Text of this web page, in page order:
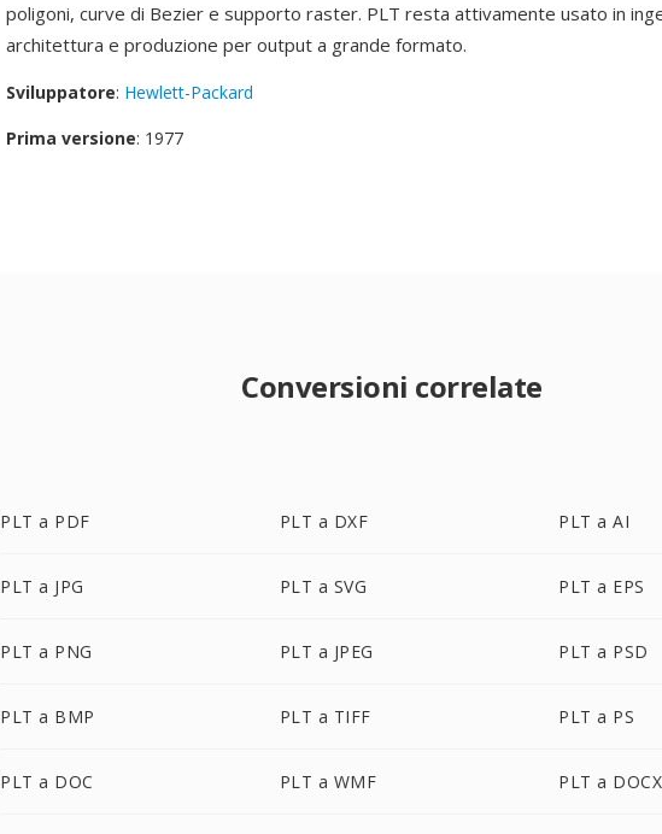
poligoni, curve di Bezier e supporto raster. PLT resta attivamente usato in
architettura e produzione per output a grande formato.
Sviluppatore: Hewlett-Packard
Prima versione: 1977
Conversioni correlate
PLT a PDF PLT a DXF PLT a AI
PLT a JPG PLT a SVG PLT a EPS
PLT a PNG PLT a JPEG PLT a PSD
PLT a BMP PLT a TIFF PLT a PS
PLT a DOC PLT a WMF PLT a DOCX